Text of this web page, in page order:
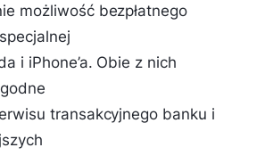
możliwość bezpłatnego
i iPhone’a. Obie z nich
transakcyjnego banku i